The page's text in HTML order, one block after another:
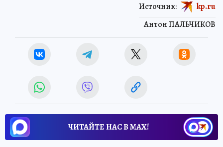
Антон ПАЛЬЧИКОВ
Источник: kp.ru
ЧИТАЙТЕ НАС В МАХ!